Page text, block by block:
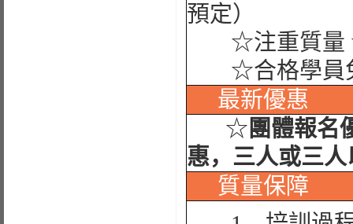
預定）
☆注重質量
☆合格學員
最新優惠
☆ 團體報名
惠，三人或三
質量保障